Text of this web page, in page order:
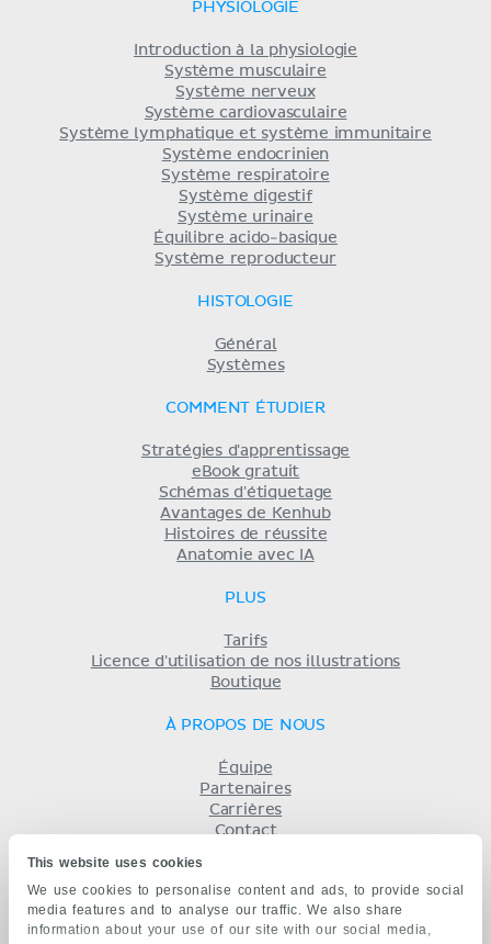
This website uses cookies
We use cookies to personalise content and ads, to provide social
media features and to analyse our traffic. We also share
information about your use of our site with our social media,
PHYSIOLOGIE
Introduction à la physiologie
Système musculaire
Système nerveux
Système cardiovasculaire
Système lymphatique et système immunitaire
Système endocrinien
Système respiratoire
Système digestif
Système urinaire
Équilibre acido-basique
Système reproducteur
HISTOLOGIE
Général
Systèmes
COMMENT ÉTUDIER
Stratégies d'apprentissage
eBook gratuit
Schémas d'étiquetage
Avantages de Kenhub
Histoires de réussite
Anatomie avec IA
PLUS
Tarifs
Licence d'utilisation de nos illustrations
Boutique
À PROPOS DE NOUS
Équipe
Partenaires
Carrières
Contact
Politique de confidentialité
KENHUB EN...